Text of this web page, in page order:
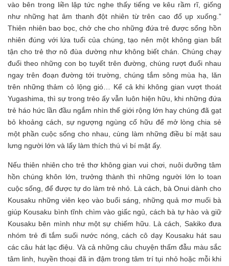
vào bên trong liền lập tức nghe thấy tiếng ve kêu rầm rĩ, giống
như những hạt âm thanh đột nhiên từ trên cao đổ ụp xuống.”
Thiên nhiên bao bọc, chở che cho những đứa trẻ được sống hồn
nhiên đúng với lứa tuổi của chúng, tạo nên một không gian bất
tận cho trẻ thơ nô đùa dường như không biết chán. Chúng chạy
đuổi theo những con bọ tuyết trên đường, chúng rượt đuổi nhau
ngay trên đoạn đường tới trường, chúng tắm sông mùa hạ, lăn
trên những thảm cỏ lộng gió… Kể cả khi không gian vượt thoát
Yugashima, thì sự trong trẻo ấy vẫn luôn hiện hữu, khi những đứa
trẻ háo hức lần đầu ngắm nhìn thế giới rộng lớn hay chúng đã gạt
bỏ khoảng cách, sự ngượng ngùng cố hữu để mở lòng chia sẻ
một phần cuộc sống cho nhau, cùng làm những điều bí mật sau
lưng người lớn và lấy làm thích thú vì bí mật ấy.
Nếu thiên nhiên cho trẻ thơ không gian vui chơi, nuôi dưỡng tâm
hồn chúng khôn lớn, trưởng thành thì những người lớn lo toan
cuộc sống, để được tự do làm trẻ nhỏ. Là cách, bà Onui dành cho
Kousaku những viên kẹo vào buổi sáng, những quả mơ muối bà
giúp Kousaku bình tĩnh chìm vào giấc ngủ, cách bà tự hào và giữ
Kousaku bên mình như một sự chiếm hữu. Là cách, Sakiko đưa
nhóm trẻ đi tắm suối nước nóng, cách cô dạy Kousaku hát sau
các câu hát lạc điệu. Và cả những câu chuyện thấm đẫu màu sắc
tâm linh, huyền thoại đã in đậm trong tâm trí tụi nhỏ hoặc mỗi khi